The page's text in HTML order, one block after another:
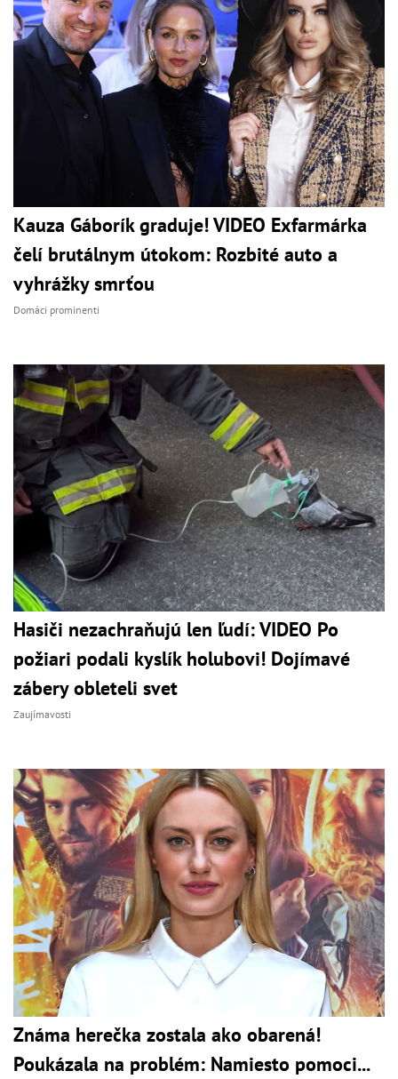
Kauza Gáborík graduje! VIDEO Exfarmárka
čelí brutálnym útokom: Rozbité auto a
vyhrážky smrťou
Domáci prominenti
Hasiči nezachraňujú len ľudí: VIDEO Po
požiari podali kyslík holubovi! Dojímavé
zábery obleteli svet
Zaujímavosti
Známa herečka zostala ako obarená!
Poukázala na problém: Namiesto pomoci...